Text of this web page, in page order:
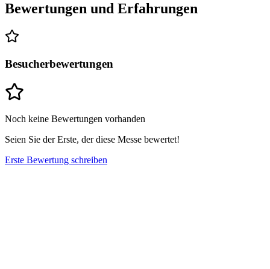
Bewertungen und Erfahrungen
Besucherbewertungen
Noch keine Bewertungen vorhanden
Seien Sie der Erste, der diese Messe bewertet!
Erste Bewertung schreiben